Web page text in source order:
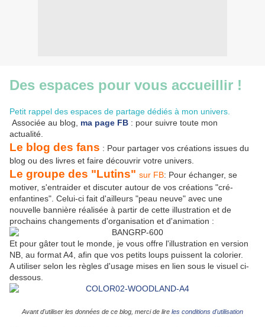
Des espaces pour vous accueillir !
Petit rappel des espaces de partage dédiés à mon univers.
Associée au blog, ma page FB : pour suivre toute mon
actualité.
Le blog des fans : Pour partager vos créations issues du
blog ou des livres et faire découvrir votre univers.
Le groupe des "Lutins" sur FB: Pour échanger, se
motiver, s'entraider et discuter autour de vos créations "cré-
enfantines". Celui-ci fait d'ailleurs "peau neuve" avec une
nouvelle bannière réalisée à partir de cette illustration et de
prochains changements d'organisation et d'animation :
Et pour gâter tout le monde, je vous offre l'illustration en version
NB, au format A4, afin que vos petits loups puissent la colorier.
A utiliser selon les règles d'usage mises en lien sous le visuel ci-
dessous.
Avant d'utiliser les données de ce blog, merci de lire les conditions d'utilisation